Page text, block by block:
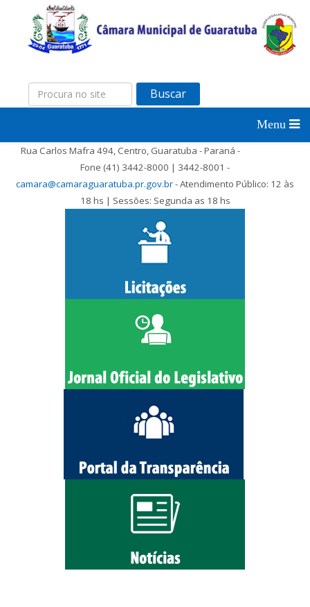
Buscar
Rua Carlos Mafra 494, Centro, Guaratuba - Paraná -
Fone (41) 3442-8000 | 3442-8001 -
camara@camaraguaratuba.pr.gov.br- Atendimento Público: 12 às
18 hs | Sessões: Segunda as 18 hs